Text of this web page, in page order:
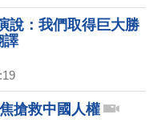
說：我們取得巨大勝
譯
搶救中國人權